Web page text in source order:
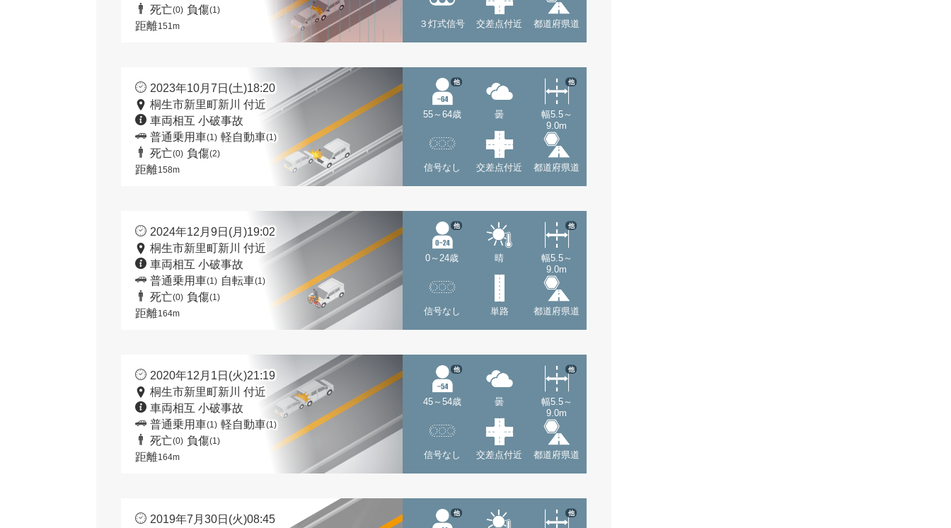
死亡(0) 負傷(1)
距離151m ３灯式信号 交差点付近 都道府県道
2023年10月7日(土)18:20
桐生市新里町新川 付近
車両相互 小破事故
普通乗用車(1) 軽自動車(1)
死亡(0) 負傷(2)
距離158m
55～64歳
他
曇
幅5.5～
9.0m
他
信号なし 交差点付近 都道府県道
2024年12月9日(月)19:02
桐生市新里町新川 付近
車両相互 小破事故
普通乗用車(1) 自転車(1)
死亡(0) 負傷(1)
距離164m
0～24歳
他
晴
幅5.5～
9.0m
他
信号なし 単路 都道府県道
2020年12月1日(火)21:19
桐生市新里町新川 付近
車両相互 小破事故
普通乗用車(1) 軽自動車(1)
死亡(0) 負傷(1)
距離164m
45～54歳
他
曇
幅5.5～
9.0m
他
信号なし 交差点付近 都道府県道
2019年7月30日(火)08:45
他 他